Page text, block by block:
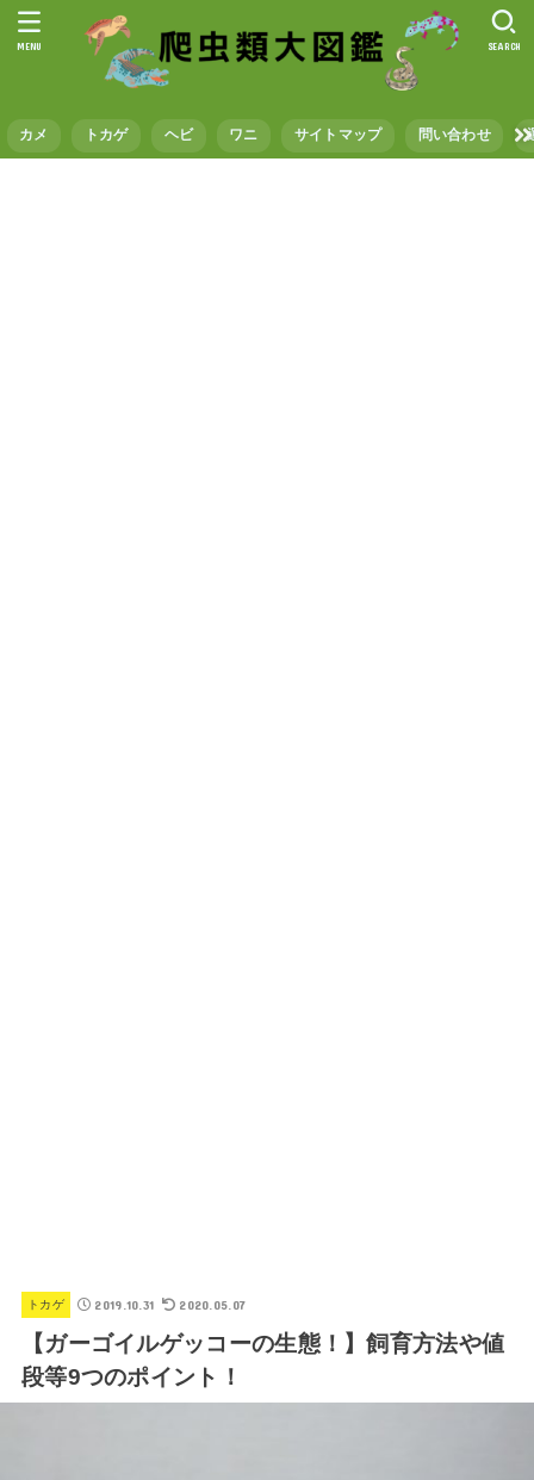
カメ トカゲ ヘビ ワニ サイトマップ 問い合わせ
SEARCH
MENU
トカゲ 2019.10.31 2020.05.07
【ガーゴイルゲッコーの生態！】飼育方法や値
段等9つのポイント！